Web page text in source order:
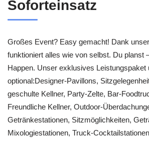
Soforteinsatz
Großes Event? Easy gemacht! Dank
funktioniert alles wie von selbst. Du planst
Happen. Unser exklusives Leistungspaket
optional:Designer-Pavillons,
geschulte Kellner, Party-Zelte, Bar-
Freundliche Kellner, Outdoor-
Getränkestationen, Sitzmöglichkeiten,
Mixologiestationen, Truck-